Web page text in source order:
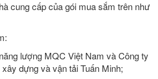
cung cấp của gói mua sắm trên như
lượng MQC Việt Nam và Công ty
dựng và vận tải Tuấn Minh;